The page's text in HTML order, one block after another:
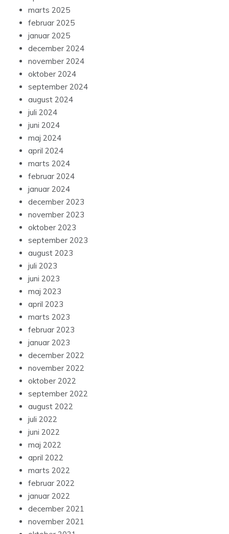
marts 2025
februar 2025
januar 2025
december 2024
november 2024
oktober 2024
september 2024
august 2024
juli 2024
juni 2024
maj 2024
april 2024
marts 2024
februar 2024
januar 2024
december 2023
november 2023
oktober 2023
september 2023
august 2023
juli 2023
juni 2023
maj 2023
april 2023
marts 2023
februar 2023
januar 2023
december 2022
november 2022
oktober 2022
september 2022
august 2022
juli 2022
juni 2022
maj 2022
april 2022
marts 2022
februar 2022
januar 2022
december 2021
november 2021